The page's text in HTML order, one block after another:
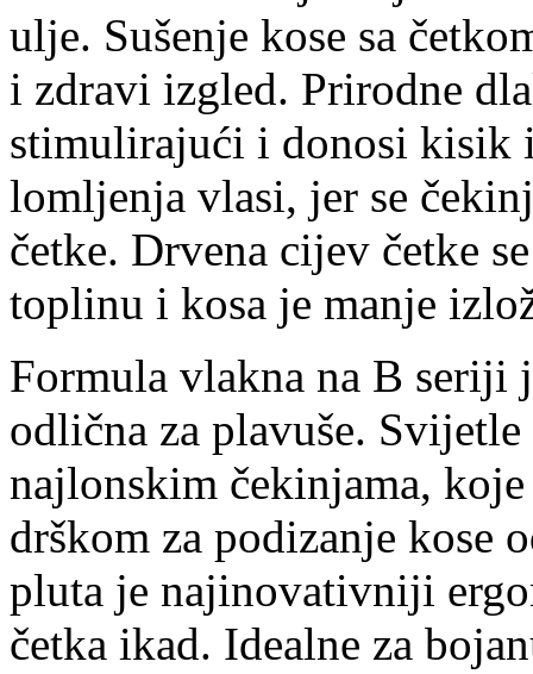
ulje. Sušenje kose sa
i zdravi izgled. Prirodne
stimulirajući i donosi kisik
lomljenja vlasi, jer se
četke. Drvena cijev četke
toplinu i kosa je manje
Formula vlakna na B seriji
odlična za plavuše.
najlonskim čekinjama,
drškom za podizanje kose
pluta je najinovativniji
četka ikad. Idealne za